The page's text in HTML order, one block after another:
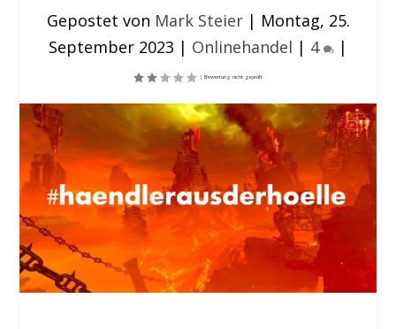
Gepostet von Mark Steier| Montag, 25.
September 2023 | Onlinehandel | 4 |